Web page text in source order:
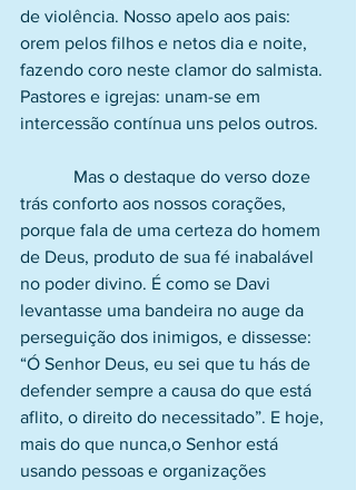
de violência. Nosso apelo aos pais:
orem pelos filhos e netos dia e noite,
fazendo coro neste clamor do salmista.
Pastores e igrejas: unam-se em
intercessão contínua uns pelos outros.
trás conforto aos nossos corações,
porque fala de uma certeza do homem
de Deus, produto de sua fé inabalável
no poder divino. É como se Davi
levantasse uma bandeira no auge da
perseguição dos inimigos, e dissesse:
“Ó Senhor Deus, eu sei que tu hás de
defender sempre a causa do que está
aflito, o direito do necessitado”. E hoje,
mais do que nunca,o Senhor está
usando pessoas e organizações